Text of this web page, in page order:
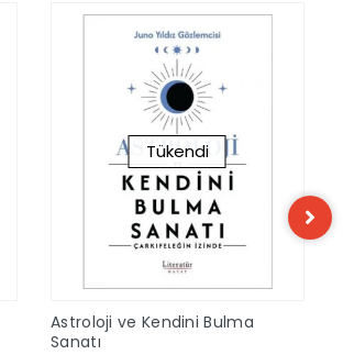
Tükendi
Astroloji ve Kendini Bulma
Sanatı